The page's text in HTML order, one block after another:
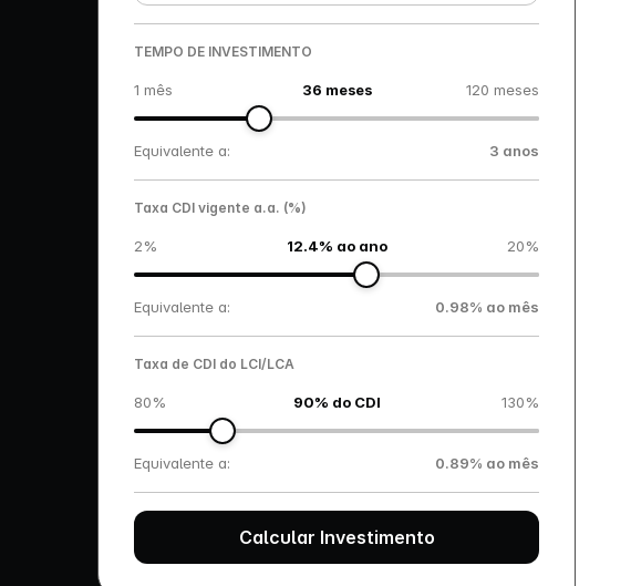
TEMPO DE INVESTIMENTO
1 mês 36 meses 120 meses
Equivalente a: 3 anos
Taxa CDI vigente a.a. (%)
2% 12.4% ao ano 20%
Equivalente a: 0.98% ao mês
Taxa de CDI do LCI/LCA
80% 90% do CDI 130%
Equivalente a: 0.89% ao mês
Calcular Investimento